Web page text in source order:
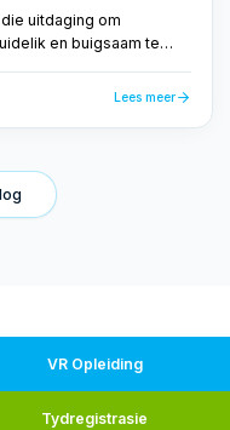
uitdaging om
en buigsaam te
oplossing bied 'n
en hul take,
Lees meer
VR Opleiding
Tydregistrasie